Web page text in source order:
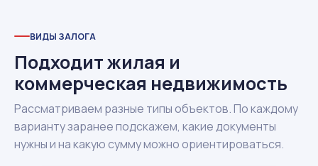
ВИДЫ ЗАЛОГА
Подходит жилая и
коммерческая недвижимость
Рассматриваем разные типы объектов. По каждому
варианту заранее подскажем, какие документы
нужны и на какую сумму можно ориентироваться.